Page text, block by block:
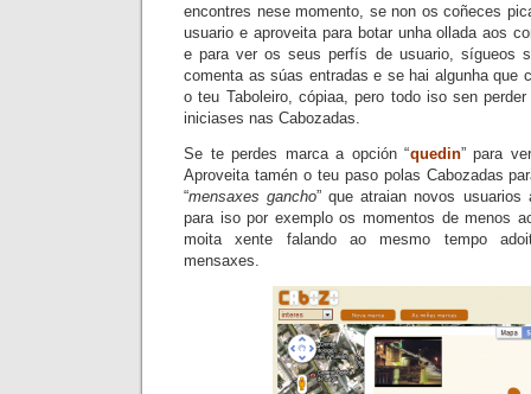
encontres nese momento, se non os coñeces
usuario e aproveita para botar unha ollada aos
e para ver os seus perfís de usuario, sígueos
comenta as súas entradas e se hai algunha que
o teu Taboleiro, cópiaa, pero todo iso sen
iniciases nas Cabozadas.
Se te perdes marca a opción “quedin” para
Aproveita tamén o teu paso polas Cabozadas
“mensaxes gancho” que atraian novos
para iso por exemplo os momentos de menos
moita xente falando ao mesmo tempo
mensaxes.